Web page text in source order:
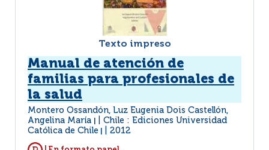
Texto impreso
Manual de atención de
familias para profesionales de
la salud
Montero Ossandón, Luz Eugenia Dois Castellón,
Angelina María
Chile : Ediciones Universidad
Católica de Chile
2012